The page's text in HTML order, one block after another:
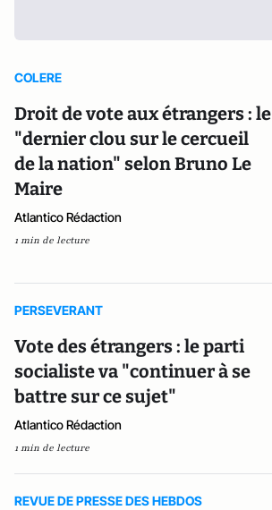
COLERE
Droit de vote aux étrangers : le
"dernier clou sur le cercueil
de la nation" selon Bruno Le
Maire
Atlantico Rédaction
1 min de lecture
PERSEVERANT
Vote des étrangers : le parti
socialiste va "continuer à se
battre sur ce sujet"
Atlantico Rédaction
1 min de lecture
REVUE DE PRESSE DES HEBDOS